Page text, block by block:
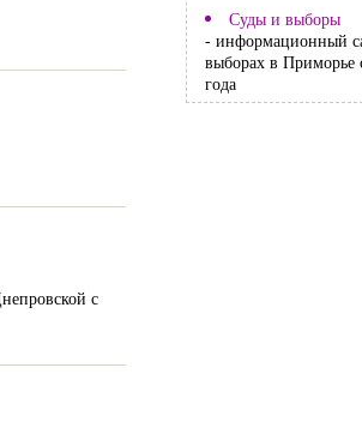
с
Суды и выборы
- информационный
выборах в Приморье
года